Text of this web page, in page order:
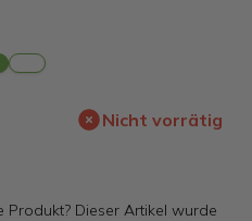
Nicht vorrätig
Dieser Artikel wurde